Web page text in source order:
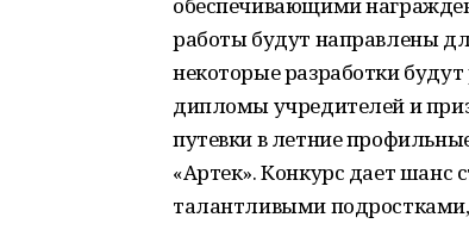
работы будут направлены
некоторые разработки
дипломы учредителей и
путевки в летние
«Артек». Конкурс дает шанс
талантливыми